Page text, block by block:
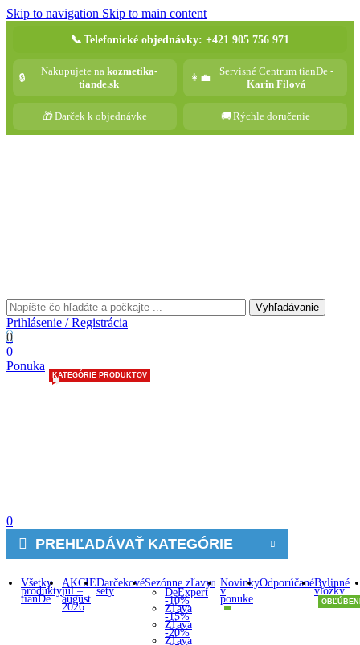
Skip to navigation Skip to main content
📞 Telefonické objednávky: +421 905 756 971
🔒
Nakupujete na kozmetika-
tiande.sk
👩‍💼
Servisné Centrum tianDe -
Karin Filová
🎁Darček k objednávke 🚚Rýchle doručenie
Vyhľadávanie
Prihlásenie / Registrácia
0
0
Ponuka
0
PREHĽADÁVAŤ KATEGÓRIE
Všetky
produkty
tianDe
AKCIE
júl –
august
2026
Darčekové
sety
Sezónne zľavy
DeExpert
-10%
Zľava
-15%
Zľava
-20%
Zľava
Novinky
v
ponuke
OdporúčanéBylinné
vložky
KATEGÓRIE PRODUKTOV